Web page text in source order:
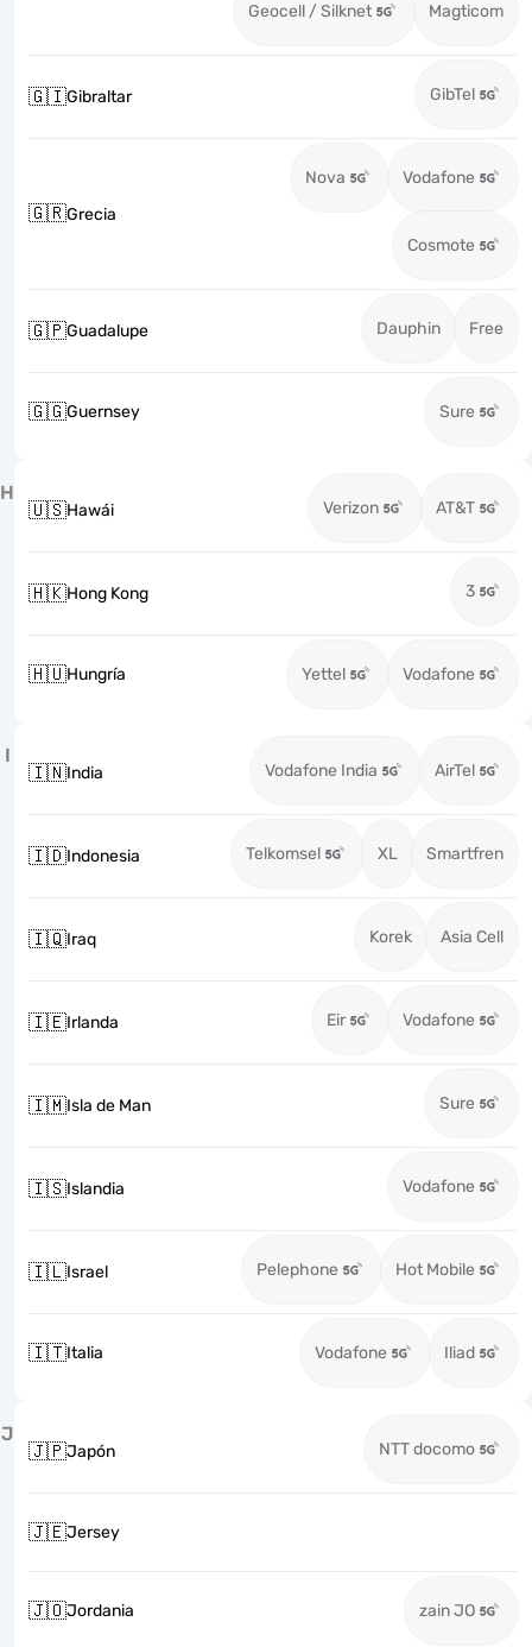
Geocell / Silknet Magticom
🇬🇮Gibraltar GibTel
🇬🇷Grecia
Nova Vodafone
Cosmote
🇬🇵Guadalupe Dauphin Free
🇬🇬Guernsey Sure
H
🇺🇸Hawái Verizon AT&T
🇭🇰Hong Kong 3
🇭🇺Hungría Yettel Vodafone
I
🇮🇳India Vodafone India AirTel
🇮🇩Indonesia Telkomsel XL Smartfren
🇮🇶Iraq Korek Asia Cell
🇮🇪Irlanda Eir Vodafone
🇮🇲Isla de Man Sure
🇮🇸Islandia Vodafone
🇮🇱Israel Pelephone Hot Mobile
🇮🇹Italia Vodafone Iliad
J
🇯🇵Japón NTT docomo
🇯🇪Jersey
🇯🇴Jordania zain JO